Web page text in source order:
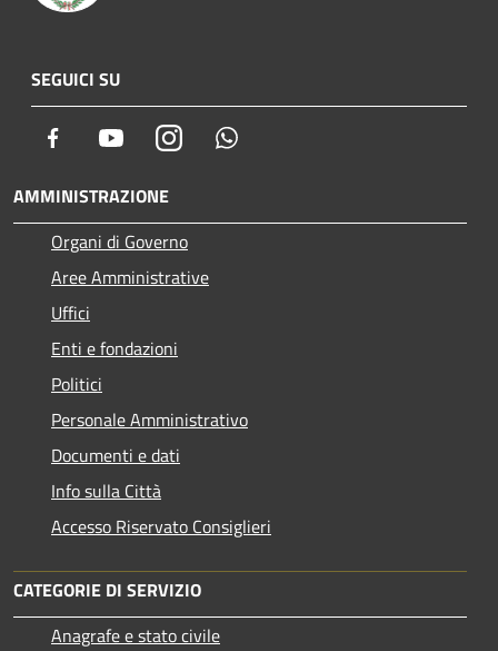
SEGUICI SU
Facebook YoutubeInstagram
AMMINISTRAZIONE
Organi di Governo
Aree Amministrative
Uffici
Enti e fondazioni
Politici
Personale Amministrativo
Documenti e dati
Info sulla Città
Accesso Riservato Consiglieri
CATEGORIE DI SERVIZIO
Anagrafe e stato civile